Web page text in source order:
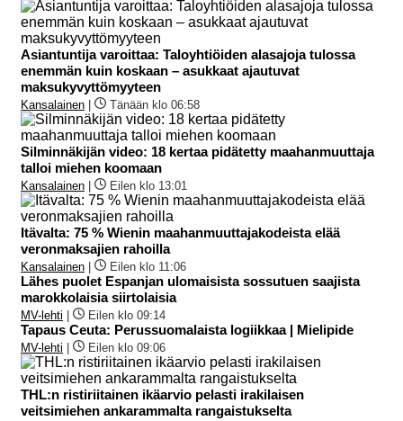
Asiantuntija varoittaa: Taloyhtiöiden alasajoja tulossa
enemmän kuin koskaan – asukkaat ajautuvat
maksukyvyttömyyteen
Kansalainen Tänään klo 06:58
Silminnäkijän video: 18 kertaa pidätetty maahanmuuttaja
talloi miehen koomaan
Kansalainen Eilen klo 13:01
Itävalta: 75 % Wienin maahanmuuttajakodeista elää
veronmaksajien rahoilla
Kansalainen Eilen klo 11:06
Lähes puolet Espanjan ulomaisista sossutuen saajista
marokkolaisia siirtolaisia
MV-lehti Eilen klo 09:14
Tapaus Ceuta: Perussuomalaista logiikkaa | Mielipide
MV-lehti Eilen klo 09:06
THL:n ristiriitainen ikäarvio pelasti irakilaisen
veitsimiehen ankarammalta rangaistukselta